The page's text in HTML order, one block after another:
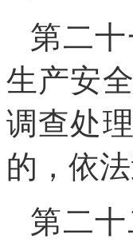
第二
生产安
调查处
的，依
第二